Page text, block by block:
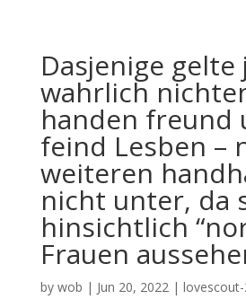
Dasjenige
wahrlich
handen freund
feind Lesben –
weiteren
nicht unter, da
hinsichtlich
Frauen
by wob | Jun 20, 2022|